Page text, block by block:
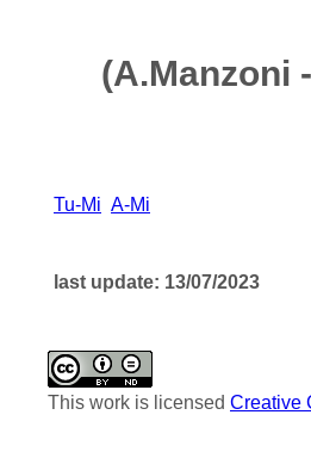
(A.Manzoni
Tu-Mi A-Mi
last update: 13/07/2023
This work is licensed Creative